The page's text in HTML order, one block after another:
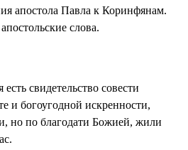
апостола Павла к Коринфянам.
слова.
свидетельство совести
и богоугодной искренности,
но по благодати Божией, жили